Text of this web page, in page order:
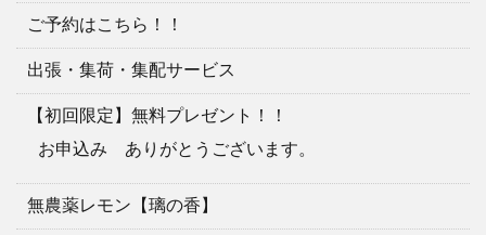
ご予約はこちら！！
出張・集荷・集配サービス
【初回限定】無料プレゼント！！
お申込み ありがとうございます。
無農薬レモン【璃の香】